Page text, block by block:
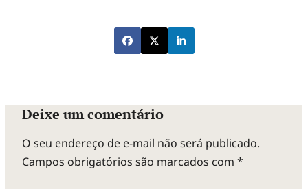
Deixe um comentário
O seu endereço de e-mail não será publicado.
Campos obrigatórios são marcados com *